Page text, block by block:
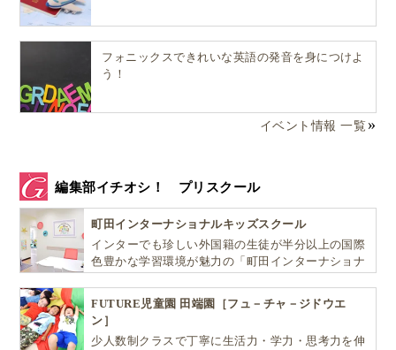
フォニックスできれいな英語の発音を身につけよ
う！
イベント情報 一覧
編集部イチオシ！ プリスクール
町田インターナショナルキッズスクール
インターでも珍しい外国籍の生徒が半分以上の国際
色豊かな学習環境が魅力の「町田インターナショナ
FUTURE児童園 田端園［フュ－チャ－ジドウエ
ン］
少人数制クラスで丁寧に生活力・学力・思考力を伸